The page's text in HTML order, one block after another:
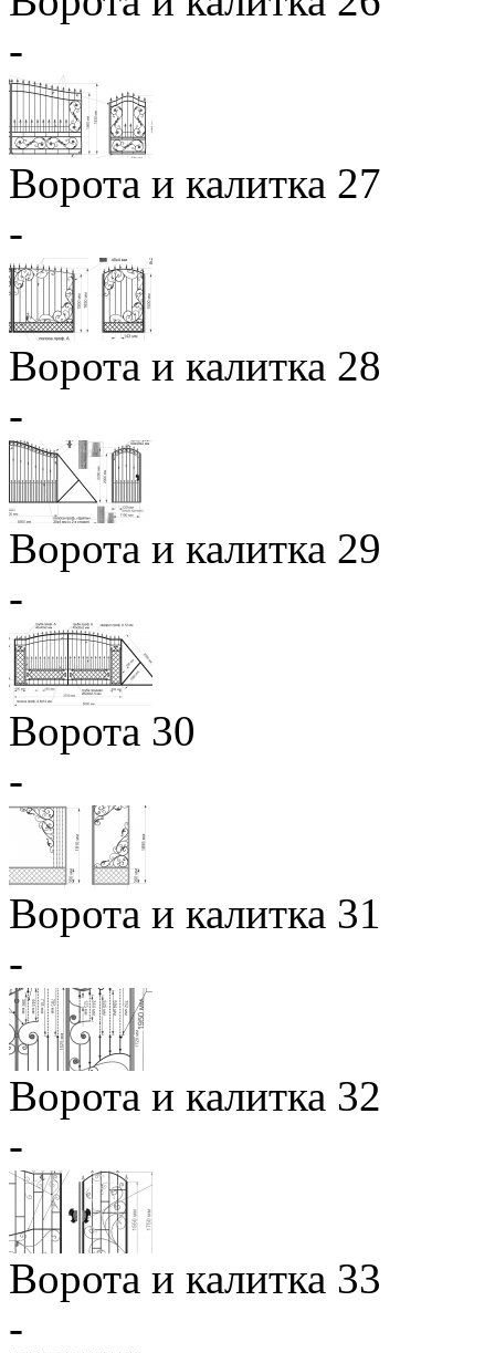
-
Ворота и калитка 27
-
Ворота и калитка 28
-
Ворота и калитка 29
-
Ворота 30
-
Ворота и калитка 31
-
Ворота и калитка 32
-
Ворота и калитка 33
-